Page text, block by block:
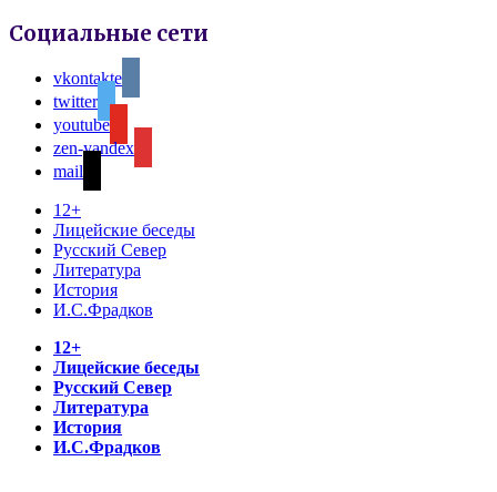
Социальные сети
vkontakte
twitter
youtube
zen-yandex
mail
12+
Лицейские беседы
Русский Север
Литература
История
И.С.Фрадков
12+
Лицейские беседы
Русский Север
Литература
История
И.С.Фрадков